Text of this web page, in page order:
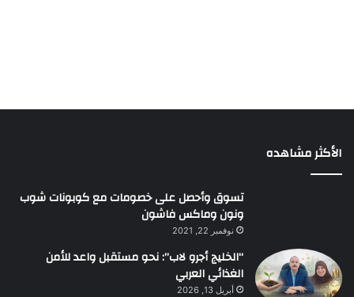
الأكثر مشاهده
تسوق وأحصل على خصومات مع كوبونات شوب
ونون وماكس فاشون
نوفمبر 22, 2021
“الخليج أجرو لاب”: نحو مستقبل واعد للأمن
الغذائي العربي
أبريل 13, 2026